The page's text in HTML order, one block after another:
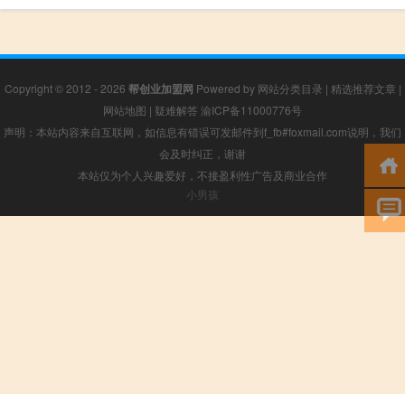
Copyright © 2012 - 2026 帮创业加盟网 Powered by 网站分类目录 | 精选推荐文章 |
网站地图 | 疑难解答 渝ICP备11000776号
声明：本站内容来自互联网，如信息有错误可发邮件到f_fb#foxmail.com说明，我们
会及时纠正，谢谢
本站仅为个人兴趣爱好，不接盈利性广告及商业合作
小男孩